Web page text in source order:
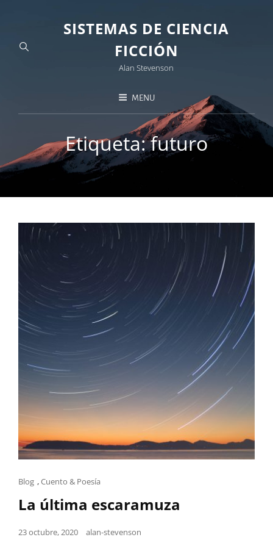
SISTEMAS DE CIENCIA
FICCIÓN
Alan Stevenson
MENU
Etiqueta:futuro
Cat
Blog ,Cuento & Poesía
La última escaramuza
Posted
23 octubre, 2020 alan-stevenson